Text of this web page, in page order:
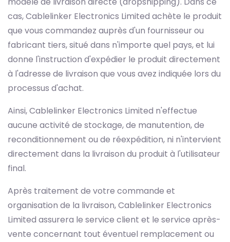
cas, Cablelinker Electronics Limited achète le produit
que vous commandez auprès d'un fournisseur ou
fabricant tiers, situé dans n'importe quel pays, et lui
donne l'instruction d'expédier le produit directement
à l'adresse de livraison que vous avez indiquée lors du
processus d'achat.
Ainsi, Cablelinker Electronics Limited n'effectue
aucune activité de stockage, de manutention, de
reconditionnement ou de réexpédition, ni n'intervient
directement dans la livraison du produit à l'utilisateur
final.
Après traitement de votre commande et
organisation de la livraison, Cablelinker Electronics
Limited assurera le service client et le service après-
vente concernant tout éventuel remplacement ou